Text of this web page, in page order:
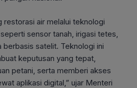
restorasi air melalui teknologi
sensor tanah, irigasi tetes,
berbasis satelit. Teknologi ini
keputusan yang tepat,
petani, serta memberi akses
aplikasi digital,” ujar Menteri